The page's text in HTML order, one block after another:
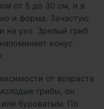
от 5 до 30 см, и в
и форма. Зачастую
на ухо. Зрелый гриб
конус
от возраста
грибы, он
буроватым. По